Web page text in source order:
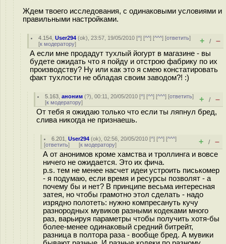
Ждем твоего исследования, с одинаковыми условиями и
правильными настройками.
4.154 ,User294 (ok), 23:57, 19/05/2010 [^] [^^] [^^^] [ответить]
[к модератору] + / –
А если мне продадут тухлый йогурт в магазине - вы
будете ожидать что я пойду и отстрою фабрику по их
производству? Ну или как это я смею констатировать
факт тухлости не обладая своим заводом?! :)
5.163 ,аноним (?), 00:11, 20/05/2010 [^] [^^] [^^^] [ответить]
[к модератору] + / –
От тебя я ожидаю только что если ты ляпнул бред,
слива никогда не признаешь.
6.201 ,User294 (ok), 02:56, 20/05/2010 [^] [^^] [^^^]
[ответить] [к модератору] + / –
А от анонимов кроме хамства и троллинга и вовсе
ничего не ожидается. Это их фича.
p.s. тем не менее насчет идеи устроить писькомер
- я подумаю, если время и ресурсы позволят - а
почему бы и нет? В принципе весьма интересная
затея, но чтобы грамотно этол сделать - надо
изрядно полотеть: нужно компресануть кучу
разнородных мувиков разными кодеками много
раз, варьируя параметры чтобы получить хотя-бы
более-менее одинаковый средний битрейт,
разница в полтора раза - вообще бред. А мувики